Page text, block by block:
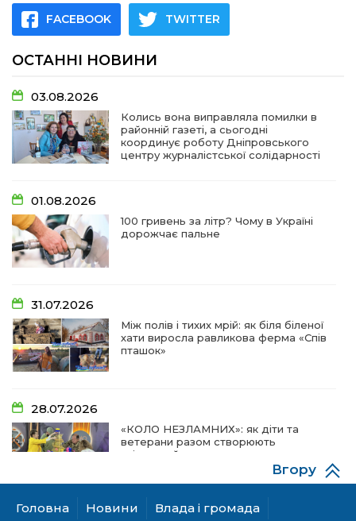
FACEBOOK TWITTER
ОСТАННІ НОВИНИ
03.08.2026
Колись вона виправляла помилки в
районній газеті, а сьогодні
координує роботу Дніпровського
центру журналістської солідарності
01.08.2026
100 гривень за літр? Чому в Україні
дорожчає пальне
31.07.2026
Між полів і тихих мрій: як біля біленої
хати виросла равликова ферма «Спів
пташок»
28.07.2026
«КОЛО НЕЗЛАМНИХ»: як діти та
ветерани разом створюють
унікальний телепроєкт
18.07.2026
Головна Новини Влада і громада
Вгору